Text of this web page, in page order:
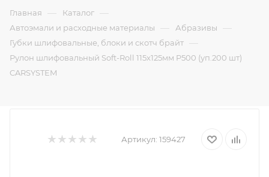
Главная — Каталог —
Автоэмали и расходные материалы — Абразивы —
Губки шлифовальные, блоки и скотч брайт —
Рулон шлифовальный Soft-Roll 115x125мм P500 (уп.200 шт)
CARSYSTEM
Артикул: 159427